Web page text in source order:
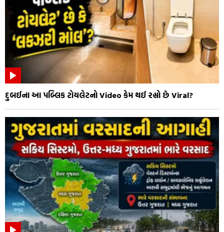
દુબઈના આ પબ્લિક ટોયલેટનો Video કેમ થઈ રહ્યો છે Viral?